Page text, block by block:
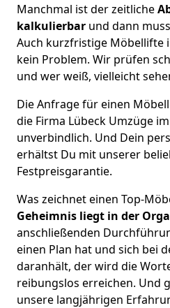
Manchmal ist der zeitliche
kalkulierbar und dann
Auch kurzfristige Möbellifte
kein Problem. Wir prüfen
und wer weiß, vielleicht
Die Anfrage für einen
die Firma Lübeck Umzüge
unverbindlich. Und Dein
erhältst Du mit unserer
Festpreisgarantie.
Was zeichnet einen Top-
Geheimnis liegt in der
anschließenden
einen Plan hat und sich bei
daranhält, der wird die
reibungslos erreichen. Und
unsere langjährigen